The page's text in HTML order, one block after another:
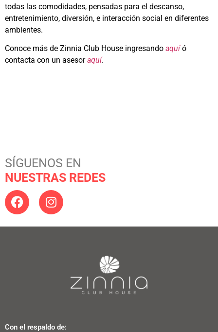
todas las comodidades, pensadas para el descanso,
entretenimiento, diversión, e interacción social en diferentes
ambientes.
Conoce más de Zinnia Club House ingresando aquíó
contacta con un asesoraquí.
SÍGUENOS EN
NUESTRAS REDES
Con el respaldo de: